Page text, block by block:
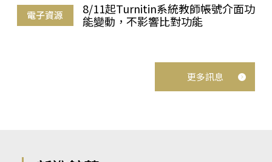
電子資源
8/11起Turnitin系統教師帳號介面功
能變動，不影響比對功能
更多訊息